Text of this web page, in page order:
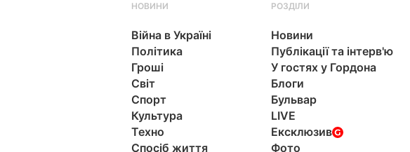
НОВИНИ
Війна в Україні
Політика
Гроші
Світ
Спорт
Культура
Техно
Спосіб життя
РОЗДІЛИ
Новини
Публікації та інтерв'ю
У гостях у Гордона
Блоги
Бульвар
LIVE
Ексклюзив
Фото